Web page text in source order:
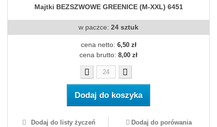
Majtki BEZSZWOWE GREENICE (M-XXL) 6451
w paczce: 24 sztuk
cena netto: 6,50 zł
cena brutto: 8,00 zł
Dodaj do koszyka
Dodaj do listy życzeń Dodaj do porówania